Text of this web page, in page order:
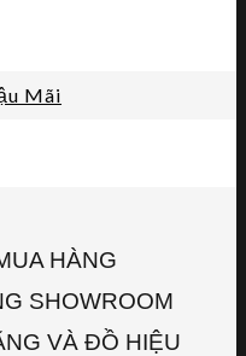
Mãi
HÀNG
SHOWROOM
VÀ ĐỒ HIỆU